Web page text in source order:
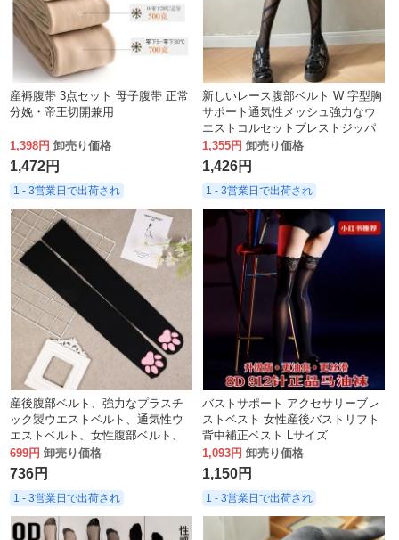
産褥腹帯 3点セット 母子腹帯 正常
分娩・帝王切開兼用
1,398円 卸売り価格
1,472円
1 - 3営業日で出荷され
新しいレース腹部ベルト W 字型胸
サポート通気性メッシュ強力なウ
エストコルセットブレストジッパ
ーシェイプウェア砂時計ウエスト
1,355円 卸売り価格
1,426円
1 - 3営業日で出荷され
産後腹部ベルト、強力なプラスチ
ック製ウエストベルト、通気性ウ
エストベルト、女性腹部ベルト、
腹部ベルト
699円 卸売り価格
736円
1 - 3営業日で出荷され
バストサポート アクセサリーブレ
ストベスト 女性産後バストリフト
背中補正ベスト Lサイズ
1,093円 卸売り価格
1,150円
1 - 3営業日で出荷され